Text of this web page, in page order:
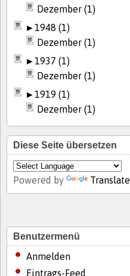
Dezember (1)
►1948 (1)
Dezember (1)
►1937 (1)
Dezember (1)
►1919 (1)
Dezember (1)
Diese Seite übersetzen
Powered by Translate
Benutzermenü
Anmelden
Eintrags-Feed